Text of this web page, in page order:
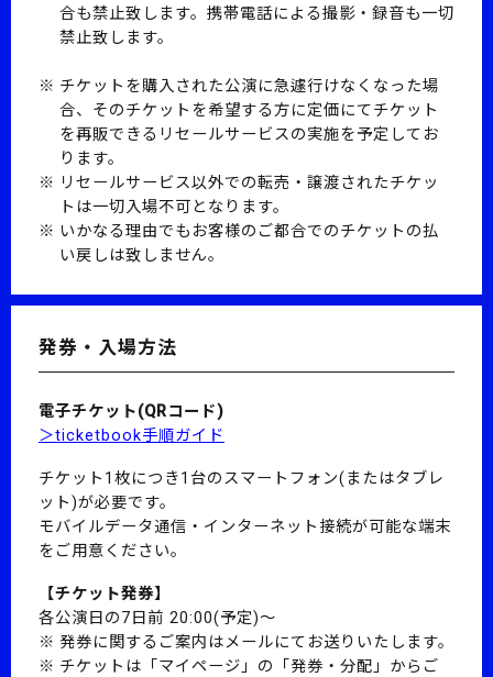
合も禁止致します。携帯電話による撮影・録音も一切
禁止致します。
チケットを購入された公演に急遽行けなくなった場
合、そのチケットを希望する方に定価にてチケット
を再販できるリセールサービスの実施を予定してお
ります。
リセールサービス以外での転売・譲渡されたチケッ
トは一切入場不可となります。
いかなる理由でもお客様のご都合でのチケットの払
い戻しは致しません。
発券・入場方法
電子チケット(QRコード)
＞ticketbook手順ガイド
チケット1枚につき1台のスマートフォン(またはタブレ
ット)が必要です。
モバイルデータ通信・インターネット接続が可能な端末
をご用意ください。
【チケット発券】
各公演日の7日前 20:00(予定)～
発券に関するご案内はメールにてお送りいたします。
チケットは「マイページ」の「発券・分配」からご